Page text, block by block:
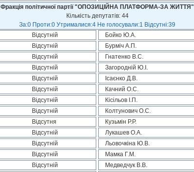
Фракція політичної партії "ОПОЗИЦІЙНА ПЛАТФОРМА-ЗА ЖИТТЯ"
Кількість депутатів: 44
За:0 Проти:0 Утрималися:4 Не голосували:1 Відсутні:39
Відсутній Бойко Ю.А.
Відсутній Бурміч А.П.
Відсутній Гнатенко В.С.
Відсутній Загородній Ю.І.
Відсутній Ісаєнко Д.В.
Відсутній Качний О.С.
Відсутній Кісільов І.П.
Відсутній Колтунович О.С.
Відсутня Кузьмін Р.Р.
Відсутній Лукашев О.А.
Відсутній Льовочкіна Ю.В.
Відсутній Мамка Г.М.
Відсутній Медведчук В.В.